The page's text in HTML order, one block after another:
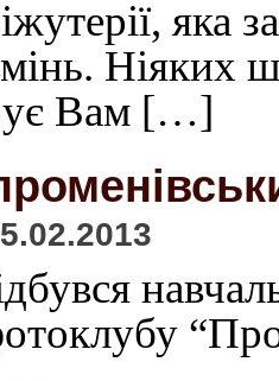
яка
Ніяких
Вам […]